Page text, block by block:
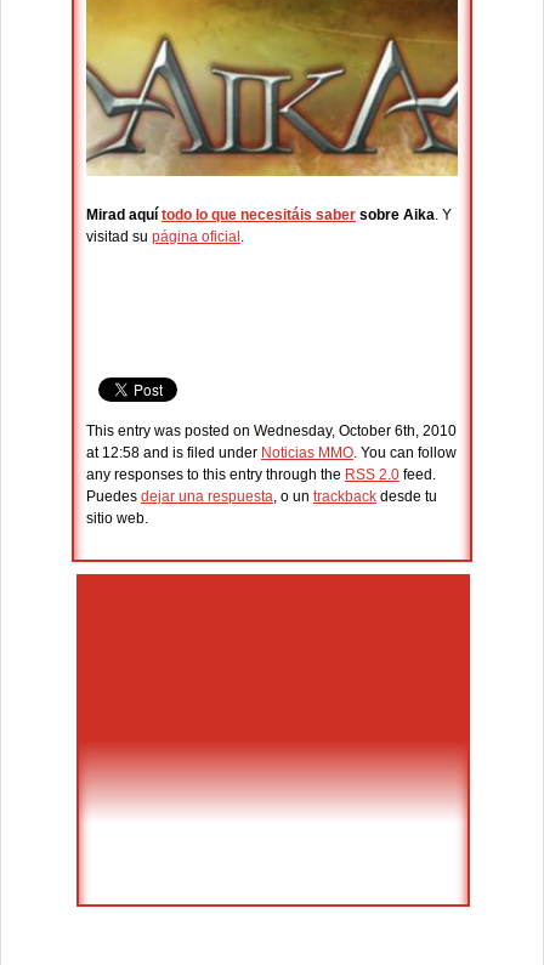
Mirad aquí todo lo que necesitáis saber sobre Aika . Y
visitad su página oficial
This entry was posted on Wednesday, October 6th, 2010
at 12:58 and is filed under Noticias MMO . You can follow
any responses to this entry through the RSS 2.0 feed.
Puedes dejar una respuesta , o un trackback desde tu
sitio web.